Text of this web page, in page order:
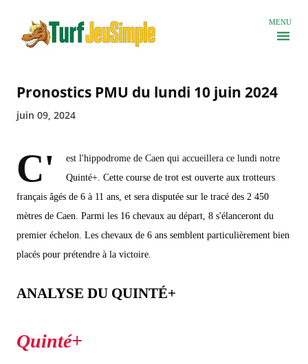
MENU
Pronostics PMU du lundi 10 juin 2024
juin 09, 2024
C'
est l'hippodrome de Caen qui accueillera ce lundi notre
Quinté+. Cette course de trot est ouverte aux trotteurs
français âgés de 6 à 11 ans, et sera disputée sur le tracé des 2 450
mètres de Caen. Parmi les 16 chevaux au départ, 8 s'élanceront du
premier échelon. Les chevaux de 6 ans semblent particulièrement bien
placés pour prétendre à la victoire.
ANALYSE DU QUINTÉ+